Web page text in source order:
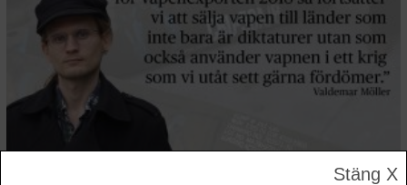
Den svenska vapenexporten ett uttryck för hyckleriStäng X